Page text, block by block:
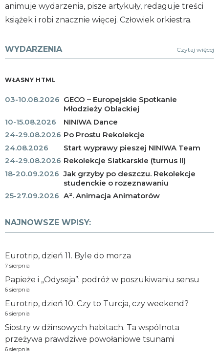
animuje wydarzenia, pisze artykuły, redaguje treści
książek i robi znacznie więcej. Człowiek orkiestra.
WYDARZENIA Czytaj więcej
WŁASNY HTML
03-10.08.2026 GECO – Europejskie Spotkanie
Młodzieży Oblackiej
10-15.08.2026
NINIWA Dance
24-29.08.2026 Po Prostu Rekolekcje
24.08.2026
Start wyprawy pieszej NINIWA Team
24-29.08.2026 Rekolekcje Siatkarskie (turnus II)
18-20.09.2026 Jak grzyby po deszczu. Rekolekcje
studenckie o rozeznawaniu
25-27.09.2026 A². Animacja Animatorów
NAJNOWSZE WPISY:
Eurotrip, dzień 11. Byle do morza
7 sierpnia
Papieże i „Odyseja”: podróż w poszukiwaniu sensu
6 sierpnia
Eurotrip, dzień 10. Czy to Turcja, czy weekend?
6 sierpnia
Siostry w dżinsowych habitach. Ta wspólnota
przeżywa prawdziwe powołaniowe tsunami
6 sierpnia